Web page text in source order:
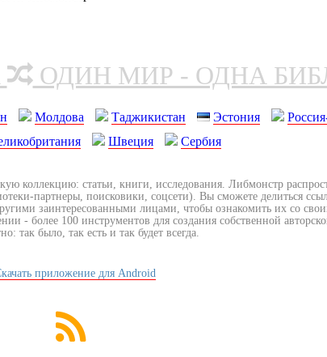
ОДИН МИР - ОДНА
Молдова Таджикистан Эстония
Швеция Сербия
коллекцию: статьи, книги, исследования. Либмонстр
партнеры, поисковики, соцсети). Вы сможете делиться
заинтересованными лицами, чтобы ознакомить их со
- более 100 инструментов для создания собственной
так было, так есть и так будет всегда.
приложение для Android